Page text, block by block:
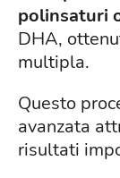
polinsaturi
DHA,
multipla.
Questo
avanzata
risultati